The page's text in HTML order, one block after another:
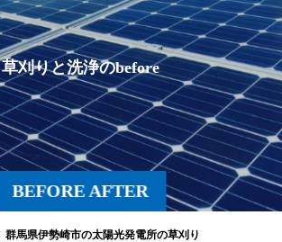
BEFORE AFTER
草刈りと洗浄のbefore
群馬県伊勢崎市の太陽光発電所の草刈り